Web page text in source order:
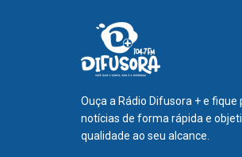
Ouça a Rádio Difusora + e
notícias de forma rápida e
qualidade ao seu alcance.